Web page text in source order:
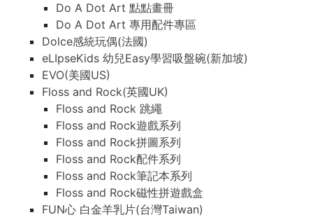
Do A Dot Art 點點畫冊
Do A Dot Art 專用配件專區
Dolce感統玩偶(法國)
eLIpseKids 幼兒Easy學習吸盤碗(新加坡)
EVO(美國US)
Floss and Rock(英國UK)
Floss and Rock 跳繩
Floss and Rock遊戲系列
Floss and Rock拼圖系列
Floss and Rock配件系列
Floss and Rock筆記本系列
Floss and Rock磁性拼遊戲盒
FUN心 白金羊乳片(台灣Taiwan)